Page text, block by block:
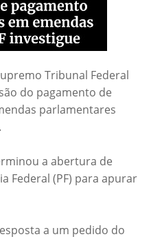
Tribunal Federal
do pagamento de
parlamentares
a abertura de
Federal (PF) para apurar
a um pedido do